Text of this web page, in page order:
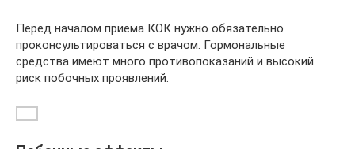
Перед началом приема КОК нужно обязательно
проконсультироваться с врачом. Гормональные
средства имеют много противопоказаний и высокий
риск побочных проявлений.